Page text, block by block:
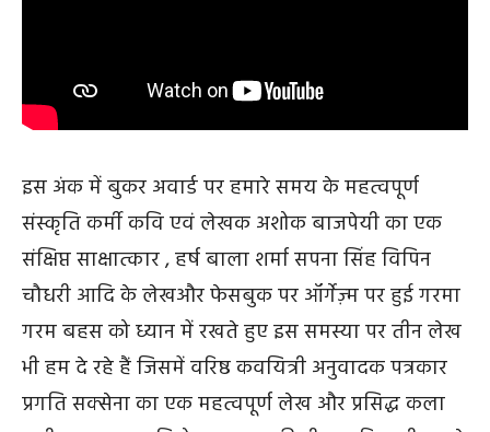
इस अंक में बुकर अवार्ड पर हमारे समय के महत्वपूर्ण
संस्कृति कर्मी कवि एवं लेखक अशोक बाजपेयी का एक
संक्षिप्त साक्षात्कार , हर्ष बाला शर्मा सपना सिंह विपिन
चौधरी आदि के लेखऔर फेसबुक पर ऑर्गेज़्म पर हुई गरमा
गरम बहस को ध्यान में रखते हुए इस समस्या पर तीन लेख
भी हम दे रहे हैं जिसमें वरिष्ठ कवयित्री अनुवादक पत्रकार
प्रगति सक्सेना का एक महत्वपूर्ण लेख और प्रसिद्ध कला